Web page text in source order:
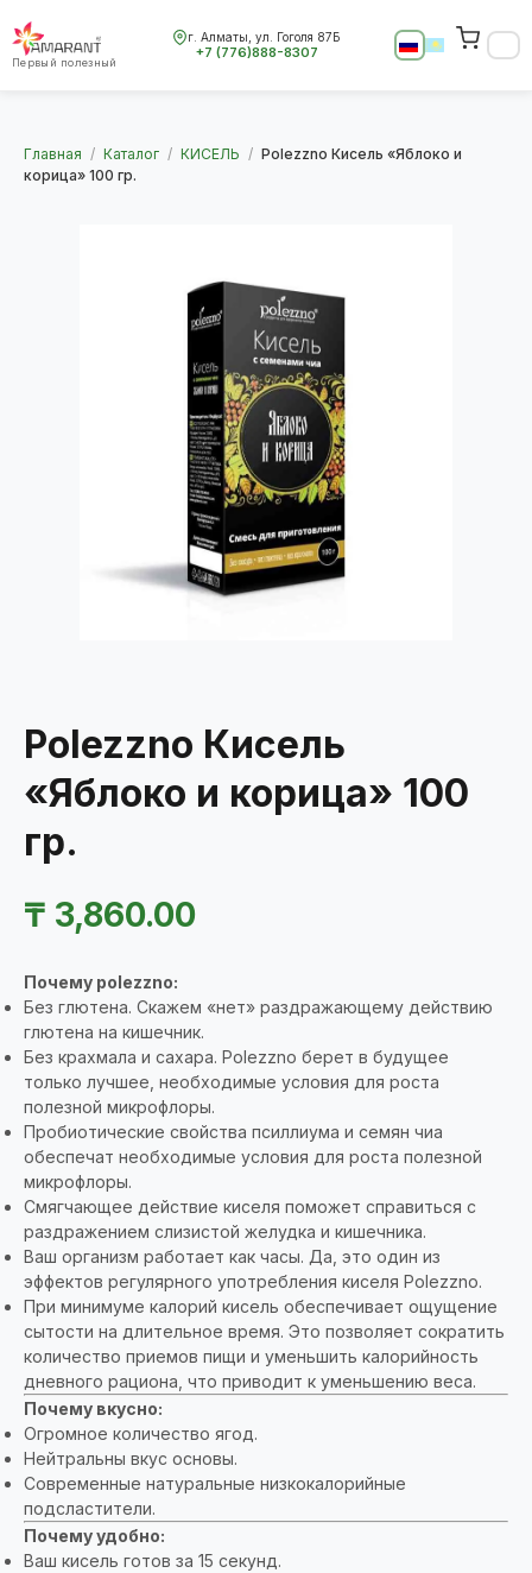
Первый полезный
г. Алматы, ул. Гоголя 87Б
+7 (776)888-8307
Главная / Каталог / КИСЕЛЬ / Polezzno Кисель «Яблоко и
корица» 100 гр.
Polezzno Кисель
«Яблоко и корица» 100
гр.
₸ 3,860.00
Почему polezzno​:
Без глютена. Скажем «нет» раздражающему действию
глютена на кишечник.
Без крахмала и сахара. Polezzno берет в будущее
только лучшее, необходимые условия для роста
полезной микрофлоры.
Пробиотические свойства псиллиума и семян чиа
обеспечат необходимые условия для роста полезной
микрофлоры.
Смягчающее действие киселя поможет справиться с
раздражением слизистой желудка и кишечника.
Ваш организм работает как часы. Да, это один из
эффектов регулярного употребления киселя Polezzno.
При минимуме калорий кисель обеспечивает ощущение
сытости на длительное время. Это позволяет сократить
количество приемов пищи и уменьшить калорийность
дневного рациона, что приводит к уменьшению веса.
Почему вкусно:
Огромное количество ягод.
Нейтральны вкус основы.
Современные натуральные низкокалорийные
подсластители.
Почему удобно:
Ваш кисель готов за 15 секунд.